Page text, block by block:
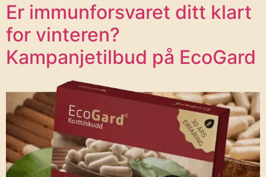
Er immunforsvaret ditt klart
for vinteren?
Kampanjetilbud på EcoGard